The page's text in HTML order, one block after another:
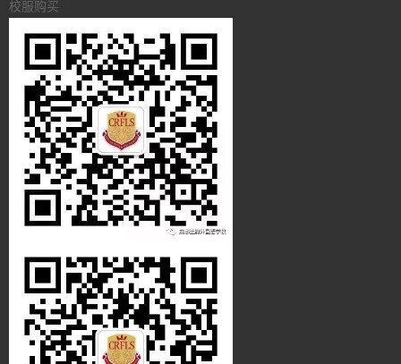
校服购买